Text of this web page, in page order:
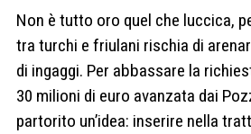
Non è tutto oro quel che luccica,
tra turchi e friulani rischia di
di ingaggi. Per abbassare la
30 milioni di euro avanzata dai
partorito un’idea: inserire nella